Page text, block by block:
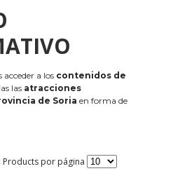
acceder a los contenidos de
las atracciones
de Soria en forma de
. Products por página